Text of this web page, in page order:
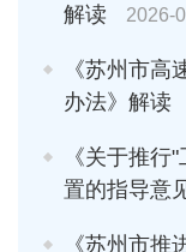
解读
2026-
《苏州市
办法》解读
《关于推
置的指导意
《苏州市推